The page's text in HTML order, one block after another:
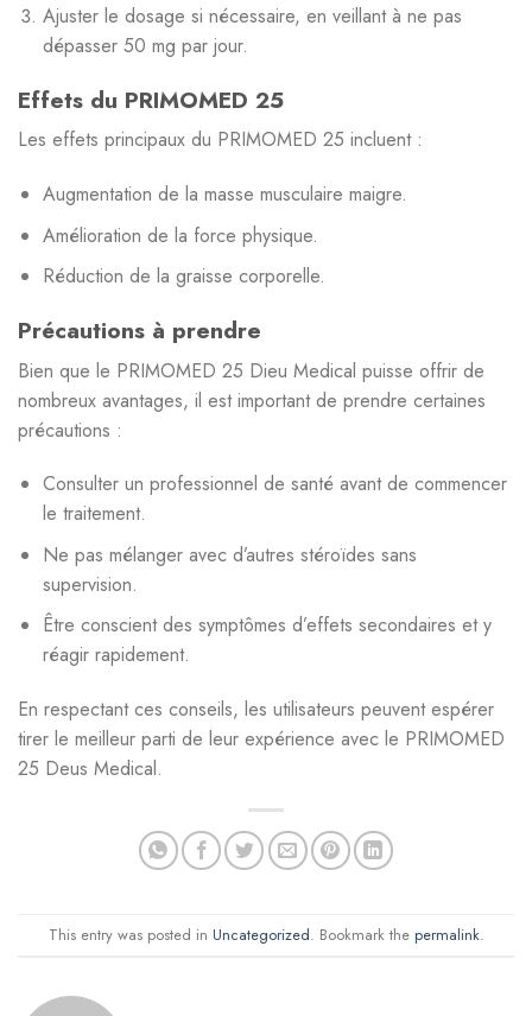
Ajuster le dosage si nécessaire, en veillant à ne pas
dépasser 50 mg par jour.
Effets du PRIMOMED 25
Les effets principaux du PRIMOMED 25 incluent :
Augmentation de la masse musculaire maigre.
Amélioration de la force physique.
Réduction de la graisse corporelle.
Précautions à prendre
Bien que le PRIMOMED 25 Dieu Medical puisse offrir de
nombreux avantages, il est important de prendre certaines
précautions :
Consulter un professionnel de santé avant de commencer
le traitement.
Ne pas mélanger avec d’autres stéroïdes sans
supervision.
Être conscient des symptômes d’effets secondaires et y
réagir rapidement.
En respectant ces conseils, les utilisateurs peuvent espérer
tirer le meilleur parti de leur expérience avec le PRIMOMED
25 Deus Medical.
This entry was posted in Uncategorized. Bookmark the permalink.